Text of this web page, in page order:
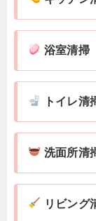
浴室清掃
トイレ清
洗面所清
リビング